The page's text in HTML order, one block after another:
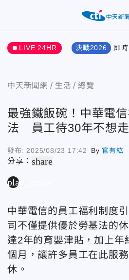
LIVE 24HR 決戰2026 即時
中天新聞網 生活 總覽
最強鐵飯碗！中華電
法 員工待30年不想走
發布: 2025/08/23 17:42 By 官有紘
分享：share
play_arrow
中華電信的員工福利制度
司不僅提供優於勞基法的
達2年的育嬰津貼，加上年
個月，讓許多員工在此服
休。